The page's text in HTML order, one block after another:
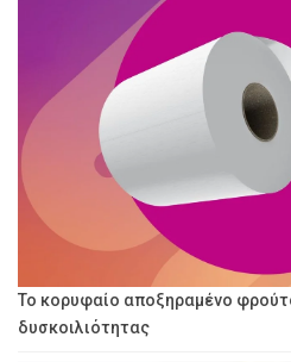
Το κορυφαίο αποξηραμένο
δυσκοιλιότητας